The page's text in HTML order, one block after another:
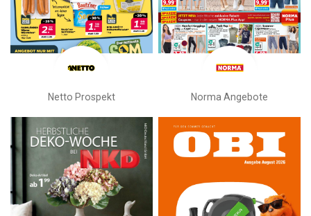
Netto Prospekt Norma Angebote